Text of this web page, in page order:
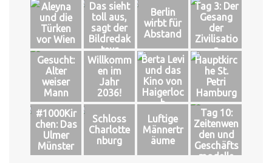
Aleyna
und die
Türken
vor Wien
Das sieht
toll aus,
sagt der
Bildredak
teur
Berlin
wirbt für
Abstand
Tag 3: Der
Gesang
der
Zivilisatio
n
Gesucht:
Alter
weiser
Mann
Willkomm
en im
Jahr
2036!
Berta Levi
und das
Kino von
Haigerloc
h
Hauptkirc
he St.
Petri
Hamburg
#1000Kir
chen: Das
Ulmer
Münster
Schloss
Charlotte
nburg
Luftige
Männertr
äume
Tag 10:
Zeitenwen
den und
Geschäfts
modelle